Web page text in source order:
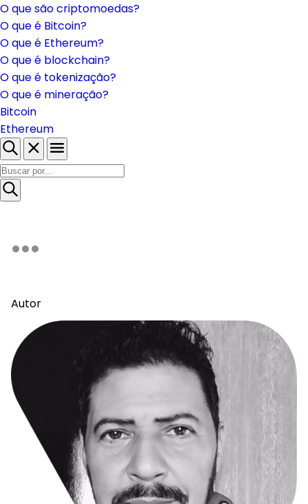
O que são criptomoedas?
O que é Bitcoin?
O que é Ethereum?
O que é blockchain?
O que é tokenização?
O que é mineração?
Bitcoin
Ethereum
Autor